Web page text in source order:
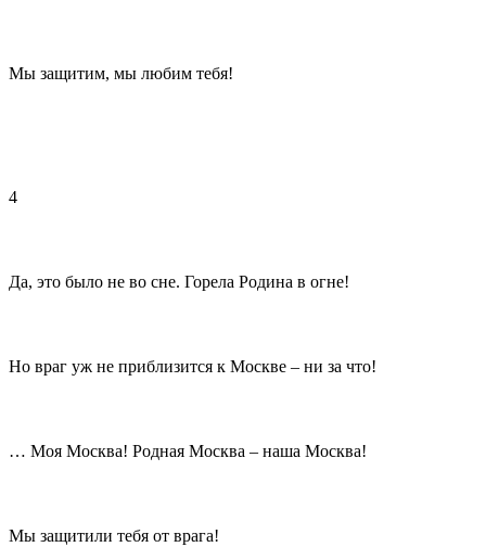
Мы защитим, мы любим тебя!
4
Да, это было не во сне. Горела Родина в огне!
Но враг уж не приблизится к Москве – ни за что!
… Моя Москва! Родная Москва – наша Москва!
Мы защитили тебя от врага!